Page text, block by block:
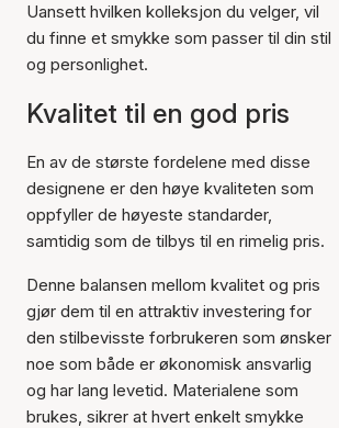
Uansett hvilken kolleksjon du velger, vil
du finne et smykke som passer til din stil
og personlighet.
Kvalitet til en god pris
En av de største fordelene med disse
designene er den høye kvaliteten som
oppfyller de høyeste standarder,
samtidig som de tilbys til en rimelig pris.
Denne balansen mellom kvalitet og pris
gjør dem til en attraktiv investering for
den stilbevisste forbrukeren som ønsker
noe som både er økonomisk ansvarlig
og har lang levetid. Materialene som
brukes, sikrer at hvert enkelt smykke